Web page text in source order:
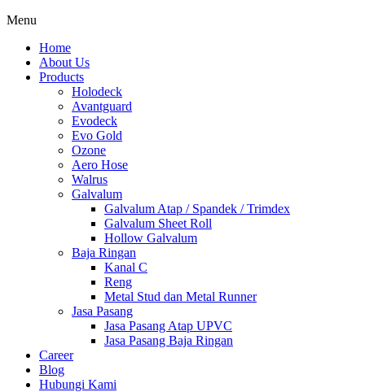
Menu
Home
About Us
Products
Holodeck
Avantguard
Evodeck
Evo Gold
Ozone
Aero Hose
Walrus
Galvalum
Galvalum Atap / Spandek / Trimdex
Galvalum Sheet Roll
Hollow Galvalum
Baja Ringan
Kanal C
Reng
Metal Stud dan Metal Runner
Jasa Pasang
Jasa Pasang Atap UPVC
Jasa Pasang Baja Ringan
Career
Blog
Hubungi Kami